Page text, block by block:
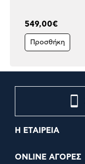
549,00€
Προσθήκη
Η ΕΤΑΙΡΕΙΑ
ONLINE ΑΓΟΡΕΣ